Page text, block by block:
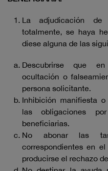
La adjudicación
totalmente, se haya
diese alguna de las
Descubrirse que
ocultación o
persona solicitante.
Inhibición manifiesta
las obligaciones
beneficiarias.
No abonar las
correspondientes en
producirse el rechazo